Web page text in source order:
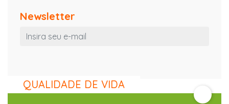
Newsletter
QUALIDADE DE VIDA